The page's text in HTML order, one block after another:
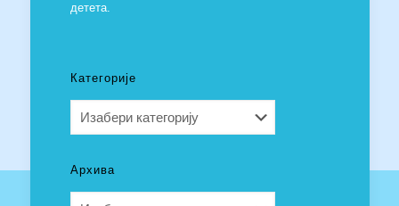
детета.
Категорије
Архива